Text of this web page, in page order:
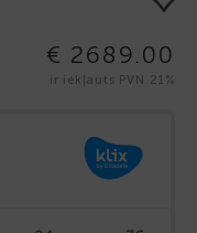
€ 2689.00
ir iekļauts PVN 21%